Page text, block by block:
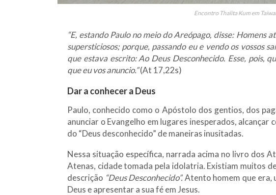
Encontro Thalita Kum em
“E, estando Paulo no meio do Areópago, disse: Homens
supersticiosos; porque, passando eu e vendo os vossos
que estava escrito: Ao Deus Desconhecido. Esse, pois,
que eu vos anuncio.”(At 17,22s)
Dar a conhecer a Deus
Paulo, conhecido como o Apóstolo dos gentios, dos
anunciar o Evangelho em lugares inesperados,
do “Deus desconhecido” de maneiras inusitadas.
Nessa situação específica, narrada acima no livro dos
Atenas, cidade tomada pela idolatria. Existiam muitos
descrição “Deus Desconhecido”.Atento homem que era,
Deus e apresentar a sua fé em Jesus.